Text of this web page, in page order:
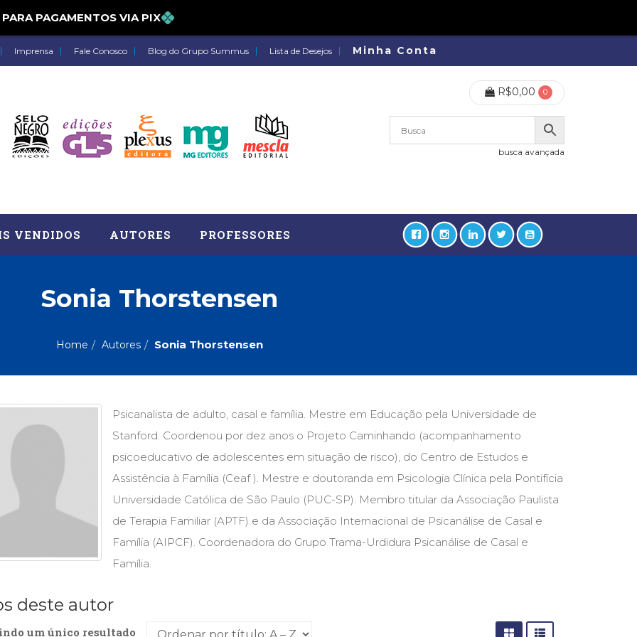
PARA PAGAMENTOS VIA PIX
Imprensa Fale Conosco Blog do Grupo Summus Lista de Desejos Minha Conta
R$0,00 0
busca avançada
Comportamento (418)
Economia, Negócios (31)
Educação (278)
Jornalismo (57)
Literatura, Ficção, Ensaios (69)
Obras de referência (48)
Psicodrama (200)
Psicologia, Psicoterapia (799)
Puericultura (23)
Rádio (8)
Temas africanos (30)
Treinamento e RH (65)
Turismo (1)
VENDIDOS AUTORES PROFESSORES
Sonia Thorstensen
Home Autores Sonia Thorstensen
Psicanalista de adulto, casal e família. Mestre em Educação pela Universidade de
Stanford. Coordenou por dez anos o Projeto Caminhando (acompanhamento
psicoeducativo de adolescentes em situação de risco), do Centro de Estudos e
Assistência à Família (Ceaf ). Mestre e doutoranda em Psicologia Clínica pela Pontifícia
Universidade Católica de São Paulo (PUC-SP). Membro titular da Associação Paulista
de Terapia Familiar (APTF) e da Associação Internacional de Psicanálise de Casal e
Família (AIPCF). Coordenadora do Grupo Trama-Urdidura Psicanálise de Casal e
Família.
deste autor
um único resultado